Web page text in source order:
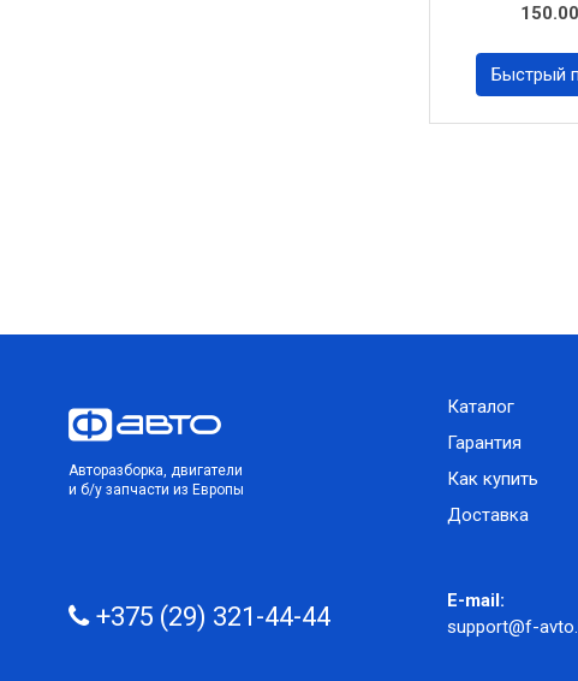
Быстрый
Авторазборка, двигатели
и б/у запчасти из Европы
Каталог
Гарантия
Как купить
Доставка
+375 (29) 321-44-44
E-mail:
support@f-